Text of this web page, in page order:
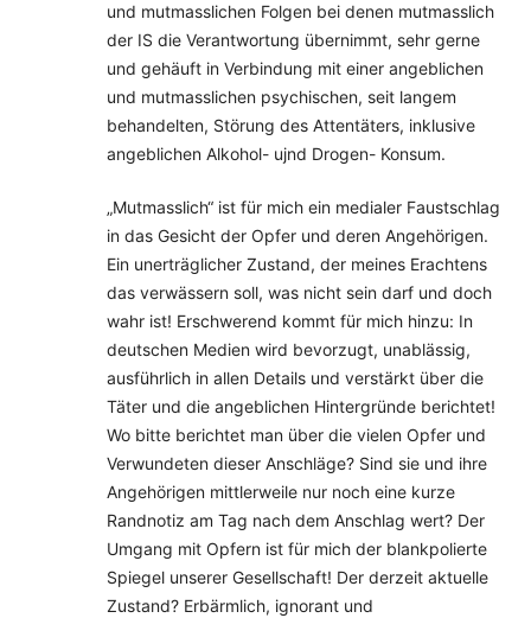
und mutmasslichen Folgen bei denen mutmasslich
der IS die Verantwortung übernimmt, sehr gerne
und gehäuft in Verbindung mit einer angeblichen
und mutmasslichen psychischen, seit langem
behandelten, Störung des Attentäters, inklusive
angeblichen Alkohol- ujnd Drogen- Konsum.
„Mutmasslich“ ist für mich ein medialer Faustschlag
in das Gesicht der Opfer und deren Angehörigen.
Ein unerträglicher Zustand, der meines Erachtens
das verwässern soll, was nicht sein darf und doch
wahr ist! Erschwerend kommt für mich hinzu: In
deutschen Medien wird bevorzugt, unablässig,
ausführlich in allen Details und verstärkt über die
Täter und die angeblichen Hintergründe berichtet!
Wo bitte berichtet man über die vielen Opfer und
Verwundeten dieser Anschläge? Sind sie und ihre
Angehörigen mittlerweile nur noch eine kurze
Randnotiz am Tag nach dem Anschlag wert? Der
Umgang mit Opfern ist für mich der blankpolierte
Spiegel unserer Gesellschaft! Der derzeit aktuelle
Zustand? Erbärmlich, ignorant und